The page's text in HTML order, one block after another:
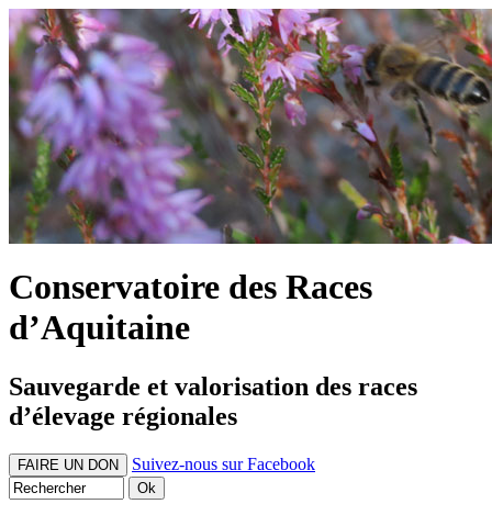
Conservatoire des Races
d’Aquitaine
Sauvegarde et valorisation des races
d’élevage régionales
FAIRE UN DON Suivez-nous sur Facebook